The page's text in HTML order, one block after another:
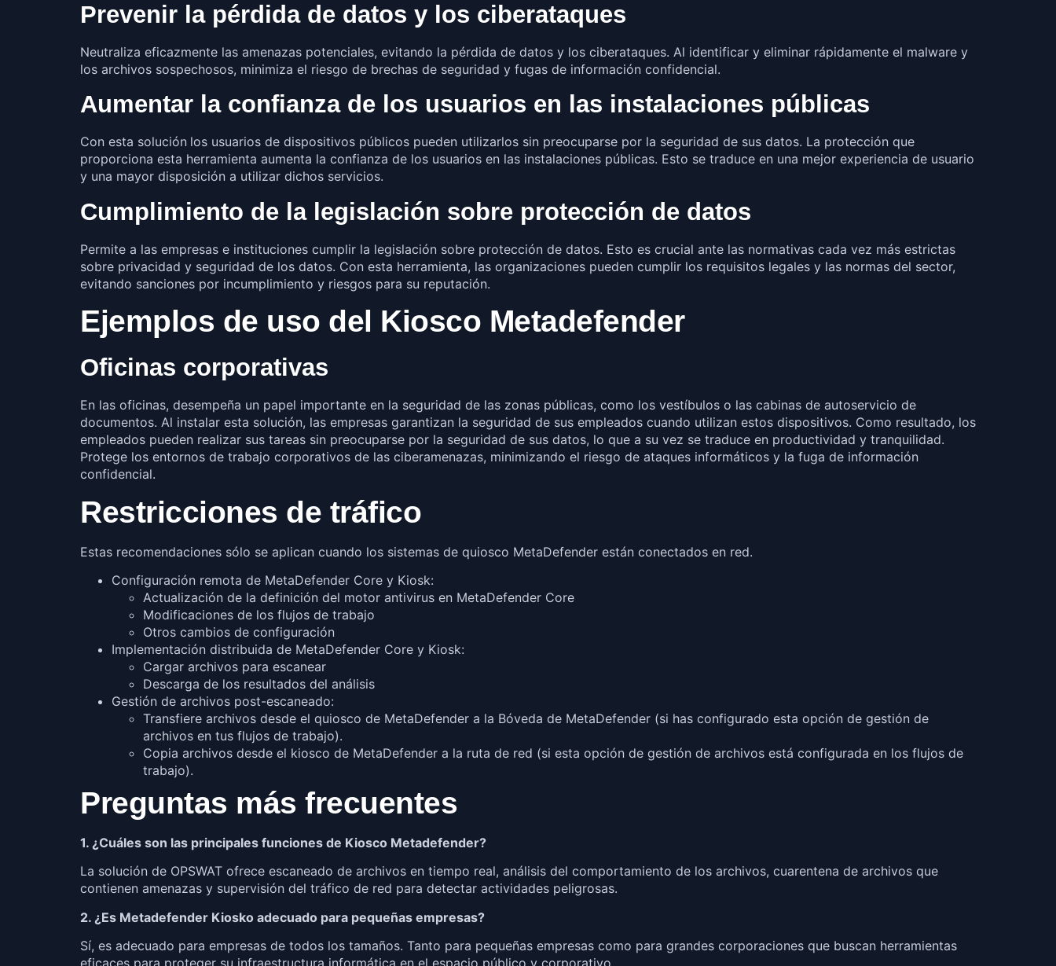
Prevenir la pérdida de datos y los ciberataques
Neutraliza eficazmente las amenazas potenciales, evitando la pérdida de datos y los ciberataques. Al identificar y eliminar rápidamente el malware y
los archivos sospechosos, minimiza el riesgo de brechas de seguridad y fugas de información confidencial.
Aumentar la confianza de los usuarios en las instalaciones públicas
Con esta solución los usuarios de dispositivos públicos pueden utilizarlos sin preocuparse por la seguridad de sus datos. La protección que
proporciona esta herramienta aumenta la confianza de los usuarios en las instalaciones públicas. Esto se traduce en una mejor experiencia de usuario
y una mayor disposición a utilizar dichos servicios.
Cumplimiento de la legislación sobre protección de datos
Permite a las empresas e instituciones cumplir la legislación sobre protección de datos. Esto es crucial ante las normativas cada vez más estrictas
sobre privacidad y seguridad de los datos. Con esta herramienta, las organizaciones pueden cumplir los requisitos legales y las normas del sector,
evitando sanciones por incumplimiento y riesgos para su reputación.
Ejemplos de uso del Kiosco Metadefender
Oficinas corporativas
En las oficinas, desempeña un papel importante en la seguridad de las zonas públicas, como los vestíbulos o las cabinas de autoservicio de
documentos. Al instalar esta solución, las empresas garantizan la seguridad de sus empleados cuando utilizan estos dispositivos. Como resultado, los
empleados pueden realizar sus tareas sin preocuparse por la seguridad de sus datos, lo que a su vez se traduce en productividad y tranquilidad.
Protege los entornos de trabajo corporativos de las ciberamenazas, minimizando el riesgo de ataques informáticos y la fuga de información
confidencial.
Restricciones de tráfico
Estas recomendaciones sólo se aplican cuando los sistemas de quiosco MetaDefender están conectados en red.
Configuración remota de MetaDefender Core y Kiosk:
Actualización de la definición del motor antivirus en MetaDefender Core
Modificaciones de los flujos de trabajo
Otros cambios de configuración
Implementación distribuida de MetaDefender Core y Kiosk:
Cargar archivos para escanear
Descarga de los resultados del análisis
Gestión de archivos post-escaneado:
Transfiere archivos desde el quiosco de MetaDefender a la Bóveda de MetaDefender (si has configurado esta opción de gestión de
archivos en tus flujos de trabajo).
Copia archivos desde el kiosco de MetaDefender a la ruta de red (si esta opción de gestión de archivos está configurada en los flujos de
trabajo).
Preguntas más frecuentes
1. ¿Cuáles son las principales funciones de Kiosco Metadefender?
La solución de OPSWAT ofrece escaneado de archivos en tiempo real, análisis del comportamiento de los archivos, cuarentena de archivos que
contienen amenazas y supervisión del tráfico de red para detectar actividades peligrosas.
2. ¿Es Metadefender Kiosko adecuado para pequeñas empresas?
Sí, es adecuado para empresas de todos los tamaños. Tanto para pequeñas empresas como para grandes corporaciones que buscan herramientas